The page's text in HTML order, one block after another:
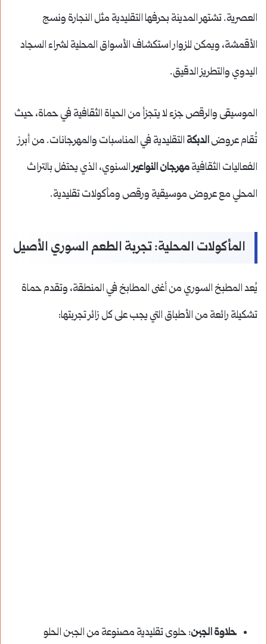
العصرية. تشتهر المدينة بحرفها التقليدية مثل النجارة ونسج
الأقمشة، ويمكن للزوار استكشاف الأسواق المحلية لشراء السجاد
اليدوي والتطريز الدقيق.
الموسيقى والرقص جزء لا يتجزأ من الحياة الثقافية في حماة، حيث
تُقام عروضالدبكة التقليدية في المناسبات والمهرجانات. من أبرز
الفعاليات الثقافيةمهرجان النواعيرالسنوي، الذي يحتفل بالتراث
المحلي مع عروض موسيقية ورقص ومأكولات تقليدية.
المأكولات المحلية: تجربة الطعم السوري الأصيل
يُعد المطبخ السوري من أغنى المطابخ في المنطقة، وتقدم حماة
تشكيلة رائعة من الأطباق التي يجب على كل زائر تجربتها:
حلاوة الجبن: حلوى تقليدية مصنوعة من الجبن الحلو